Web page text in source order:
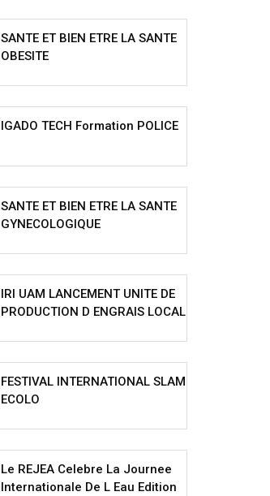
SANTE ET BIEN ETRE LA SANTE
OBESITE
IGADO TECH Formation POLICE
SANTE ET BIEN ETRE LA SANTE
GYNECOLOGIQUE
IRI UAM LANCEMENT UNITE DE
PRODUCTION D ENGRAIS LOCAL
FESTIVAL INTERNATIONAL SLAM
ECOLO
Le REJEA Celebre La Journee
Internationale De L Eau Edition